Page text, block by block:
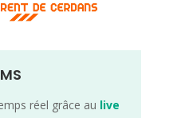
réel grâce au live